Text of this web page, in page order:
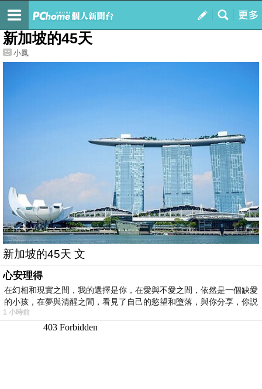
我的
最新文章
新加坡的45天
小鳳
新加坡的45天 文
心安理得
在幻相和現實之間，我的選擇是你，在愛與不愛之間，依然是一個缺愛
的小孩，在夢與清醒之間，看見了自己的慾望和墮落，與你分享，你説
1 小時前